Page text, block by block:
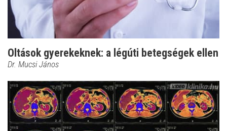
Oltások gyerekeknek: a légúti betegségek ellen
Dr. Mucsi János